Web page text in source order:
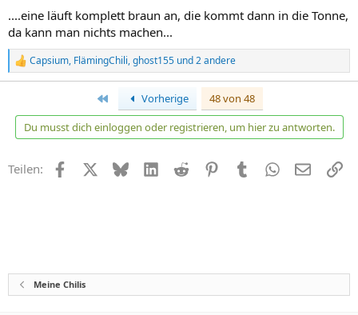
....eine läuft komplett braun an, die kommt dann in die Tonne,
da kann man nichts machen...
R
e
t
o
e
Capsium, FlämingChili,ghost155 und 2 andere
Erste Vorherige
48 von 48
Du musst dich einloggen oder registrieren, um hier zu antworten.
Teilen: Facebook BlueskyLinkedIn
Reddit PinterestTumblr WhatsApp
E-Mail
Meine Chilis